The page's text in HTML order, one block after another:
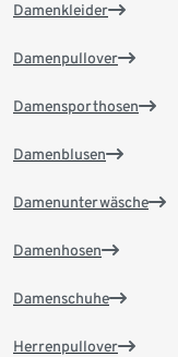
Damenkleider
Damenpullover
Damensporthosen
Damenblusen
Damenunterwäsche
Damenhosen
Damenschuhe
Herrenpullover